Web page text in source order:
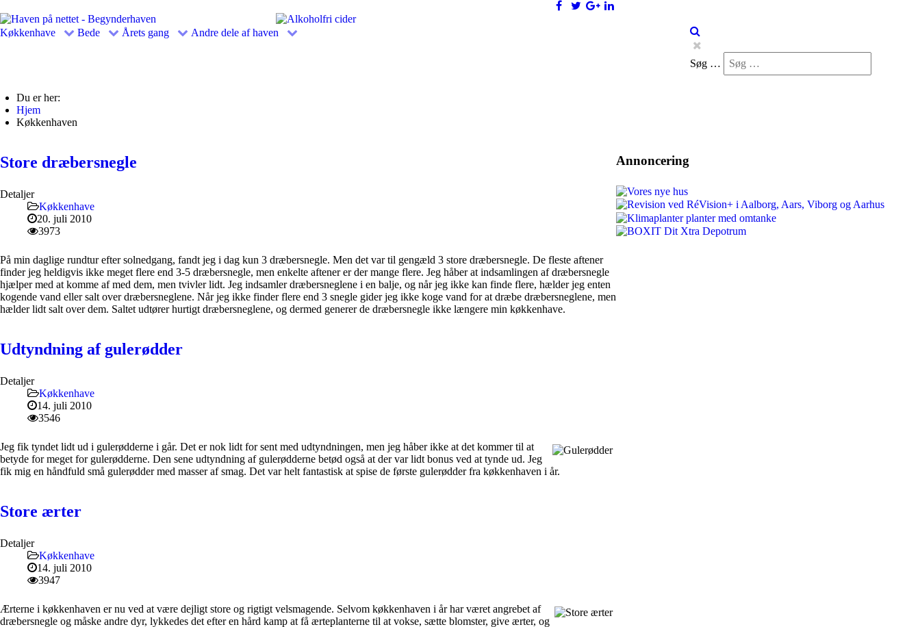
Køkkenhave Bede Årets gang Andre dele af haven
Søg …
Du er her:
Hjem
Køkkenhaven
Store dræbersnegle
Detaljer
Køkkenhave
20. juli 2010
3973
På min daglige rundtur efter solnedgang, fandt jeg i dag kun 3 dræbersnegle. Men det var til gengæld 3 store dræbersnegle. De fleste aftener
finder jeg heldigvis ikke meget flere end 3-5 dræbersnegle, men enkelte aftener er der mange flere. Jeg håber at indsamlingen af dræbersnegle
hjælper med at komme af med dem, men tvivler lidt. Jeg indsamler dræbersneglene i en balje, og når jeg ikke kan finde flere, hælder jeg enten
kogende vand eller salt over dræbersneglene. Når jeg ikke finder flere end 3 snegle gider jeg ikke koge vand for at dræbe dræbersneglene, men
hælder lidt salt over dem. Saltet udtører hurtigt dræbersneglene, og dermed generer de dræbersnegle ikke længere min køkkenhave.
Udtyndning af gulerødder
Detaljer
Køkkenhave
14. juli 2010
3546
Jeg fik tyndet lidt ud i gulerødderne i går. Det er nok lidt for sent med udtyndningen, men jeg håber ikke at det kommer til at
betyde for meget for gulerødderne. Den sene udtyndning af gulerødderne betød også at der var lidt bonus ved at tynde ud. Jeg
fik mig en håndfuld små gulerødder med masser af smag. Det var helt fantastisk at spise de første gulerødder fra køkkenhaven i år.
Store ærter
Detaljer
Køkkenhave
14. juli 2010
3947
Ærterne i køkkenhaven er nu ved at være dejligt store og rigtigt velsmagende. Selvom køkkenhaven i år har været angrebet af
dræbersnegle og måske andre dyr, lykkedes det efter en hård kamp at få ærteplanterne til at vokse, sætte blomster, give ærter, og
Annoncering